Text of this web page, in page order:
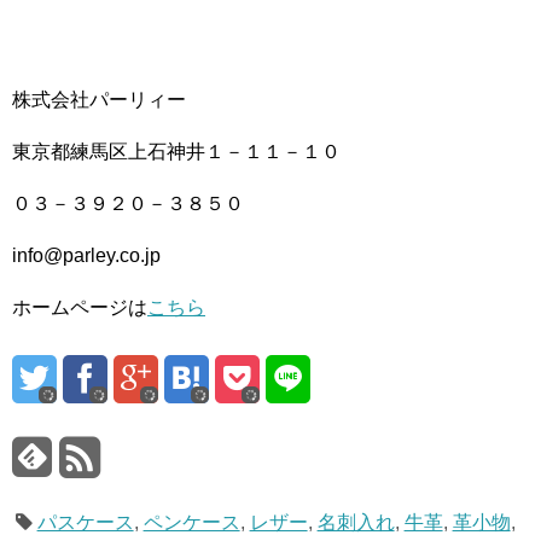
株式会社パーリィー
東京都練馬区上石神井１－１１－１０
０３－３９２０－３８５０
info@parley.co.jp
ホームページはこちら
パスケース, ペンケース, レザー, 名刺入れ, 牛革, 革小物,